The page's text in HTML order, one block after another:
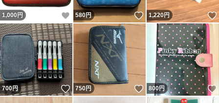
1,000 円 いいね！
580円 いいね！
1,220円
700円 いいね！
750円 いいね！
800円